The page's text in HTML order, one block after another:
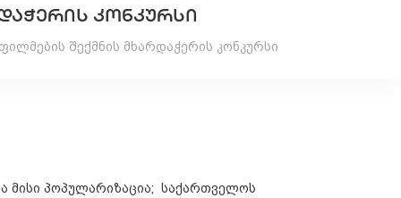
ᲙᲝᲜᲙᲣᲠᲡᲘ
შექმნის მხარდაჭერის კონკურსი
მისი პოპულარიზაცია; საქართველოს